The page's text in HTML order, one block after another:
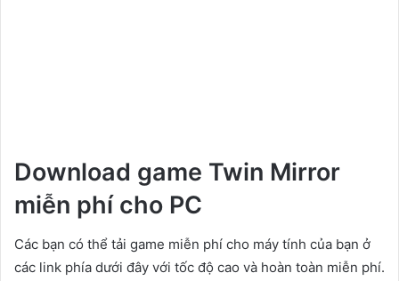
Download game Twin Mirror
miễn phí cho PC
Các bạn có thể tải game miễn phí cho máy tính của bạn ở
các link phía dưới đây với tốc độ cao và hoàn toàn miễn phí.